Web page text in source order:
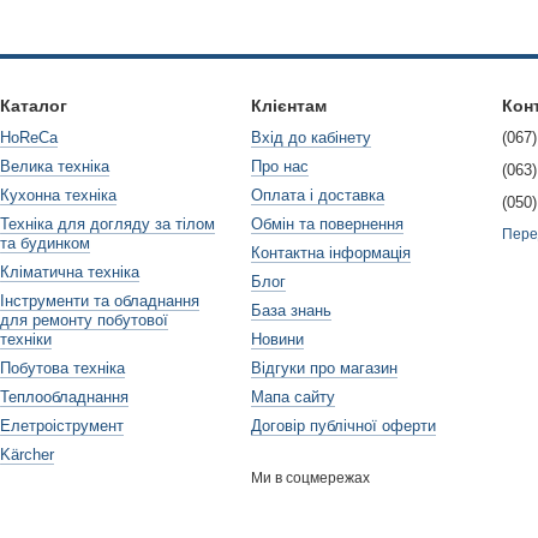
печі виправлено, важливо врахувати деякі поради та
петлі
пошкодженню петлі - правильне використання
за станом дверей та петель, регулярно перевіряйте їх на
не залишати важкі предмети на дверцятах мікрохвильової печі,
відкривання дверцят занадто сильним рухом, оскільки це може
до професіоналів
мікрохвильової печі виявляється складною або ви не впевнені
допоможуть вирішити будь-які проблеми з вашою
ремонтом, якщо ви не маєте достатньої експертизи у
вас і вашого приладу.
петлю дверей мікрохвильової печі. Незалежно від проблеми,
інструкцій. Зберігайте свою мікрохвильову печь у хорошому
Каталог
HoReCa
Велика техніка
Кухонна техніка
Техніка для догляду за тілом
та будинком
Кліматична техніка
Інструменти та обладнання
для ремонту побутової
техніки
Побутова техніка
Теплообладнання
Елетроіструмент
Kärcher
Клієнтам
Вхід до кабінету
Про нас
Оплата і доставка
Обмін та повернення
Контактна інформація
Блог
База знань
Новини
Відгуки про магазин
Мапа сайту
Договір публічної оферти
Ми в соцмережах